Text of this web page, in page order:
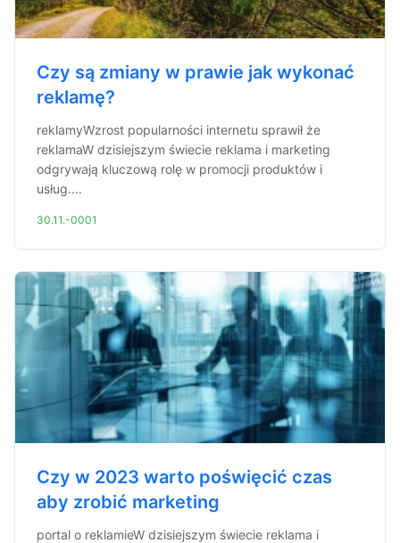
Czy są zmiany w prawie jak wykonać
reklamę?
reklamyWzrost popularności internetu sprawił że
reklamaW dzisiejszym świecie reklama i marketing
odgrywają kluczową rolę w promocji produktów i
usług....
30.11.-0001
Czy w 2023 warto poświęcić czas
aby zrobić marketing
portal o reklamieW dzisiejszym świecie reklama i